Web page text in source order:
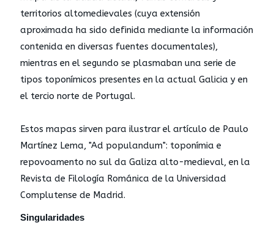
territorios altomedievales (cuya extensión
aproximada ha sido definida mediante la información
contenida en diversas fuentes documentales),
mientras en el segundo se plasmaban una serie de
tipos toponímicos presentes en la actual Galicia y en
el tercio norte de Portugal.
Estos mapas sirven para ilustrar el artículo de Paulo
Martínez Lema, "Ad populandum": toponímia e
repovoamento no sul da Galiza alto-medieval, en la
Revista de Filología Románica de la Universidad
Complutense de Madrid.
Singularidades